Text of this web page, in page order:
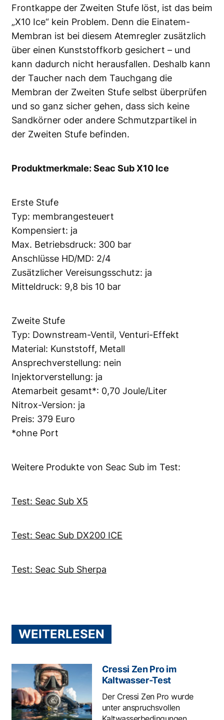
Frontkappe der Zweiten Stufe löst, ist das beim
„X10 Ice“ kein Problem. Denn die Einatem-
Membran ist bei diesem Atemregler zusätzlich
über einen Kunststoffkorb gesichert – und
kann dadurch nicht herausfallen. Deshalb kann
der Taucher nach dem Tauchgang die
Membran der Zweiten Stufe selbst überprüfen
und so ganz sicher gehen, dass sich keine
Sandkörner oder andere Schmutzpartikel in
der Zweiten Stufe befinden.
Produktmerkmale: Seac Sub X10 Ice
Erste Stufe
Typ: membrangesteuert
Kompensiert: ja
Max. Betriebsdruck: 300 bar
Anschlüsse HD/MD: 2/4
Zusätzlicher Vereisungsschutz: ja
Mitteldruck: 9,8 bis 10 bar
Zweite Stufe
Typ: Downstream-Ventil, Venturi-Effekt
Material: Kunststoff, Metall
Ansprechverstellung: nein
Injektorverstellung: ja
Atemarbeit gesamt*: 0,70 Joule/Liter
Nitrox-Version: ja
Preis: 379 Euro
*ohne Port
Weitere Produkte von Seac Sub im Test:
Test: Seac Sub X5
Test: Seac Sub DX200 ICE
Test: Seac Sub Sherpa
WEITERLESEN
Cressi Zen Pro im
Kaltwasser-Test
Der Cressi Zen Pro wurde
unter anspruchsvollen